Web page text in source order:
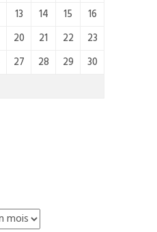
13 14 15
16
20 21 22
23
27 28 29
30